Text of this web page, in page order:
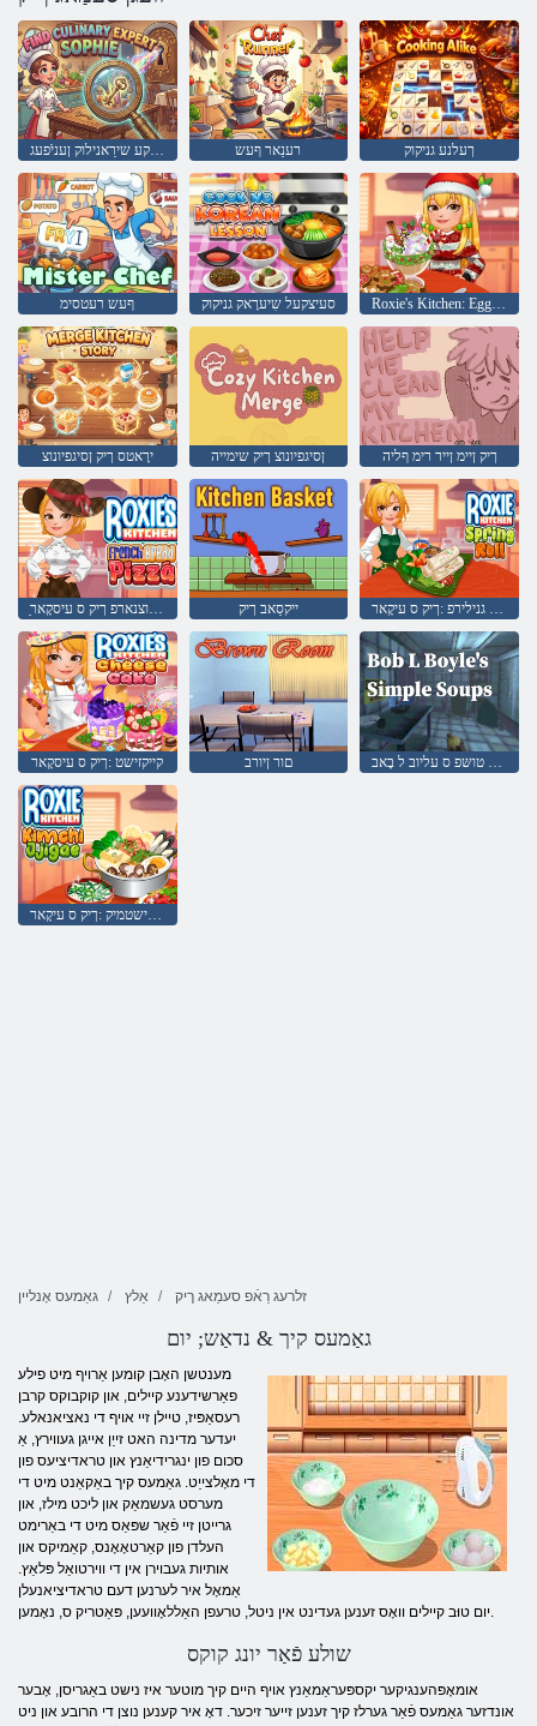
עיפָאס טרעּפסקע שירַאנילוק ןעניֿפעג רענַאר ףעש ךעלנע גניקוק
ףעש רעטסימ סעיצקעל שִיערָאק גניקוק
ירָאטס ךיק ןסיגפיונוצ ןסיגפיונוצ ךיק שימייה ךיק ןיימ ןייר רימ ףליה
ַאציּפ טיורב שיזיוצנארפ ךיק ס עיסקָאר ייקסַאב ךיק ללָאר גנילירפ :ךיק ס עיקָאר
קייקזישט :ךיק ס עיסקָאר םור ןיורב סּפוס טושּפ ס עליוב ל בָאב
עַאגישזדשזד ישטמיק :ךיק ס עיקָאר
גאַמעס אָנליין אַלץ זלרעג רַאֿפ סעמַאג ךיק
גאַמעס קיך & נדאַש; יום
מענטשן האָבן קומען אַרויף מיט פילע
פאַרשידענע קיילים, און קוקבוקס קרבן
רעסאַפּיז, טיילן זיי אויף די נאציאנאלע.
יעדער מדינה האט זייַן אייגן געווירץ, אַ
סכום פון ינגרידיאַנץ און טראדיציעס פון
די מאָלצייַט. גאַמעס קיך באַקאַנט מיט די
מערסט געשמאַק און ליכט מילז, און
גרייטן זיי פֿאַר שפּאַס מיט די באַרימט
העלדן פון קאַרטאָאָנס, קאַמיקס און
אותיות געבוירן אין די ווירטואַל פּלאַץ.
אַמאָל איר לערנען דעם טראדיציאנעלן
יום טוּב קיילים וואָס זענען געדינט אין ניטל, טרעפן האַללאָוועען, פּאַטריק ס, נאָמען.
שולע פֿאַר יונג קוקס
אומאָפּהענגיקער יקספּעראַמאַנץ אויף היים קיך מוטער איז נישט באַגריסן, אָבער
אונדזער גאַמעס פֿאַר גערלז קיך זענען זייער זיכער. דאָ איר קענען נוצן די הרובע און ניט